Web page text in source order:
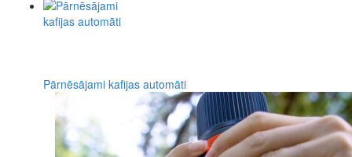
Pārnēsājami kafijas automāti